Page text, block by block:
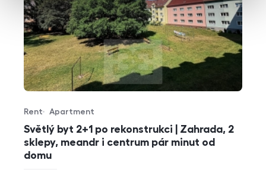
Světlý byt 2+1 po rekonstrukci | Zahrada, 2
sklepy, meandr i centrum pár minut od
domu
Offer type
Rent
Property type
Apartment